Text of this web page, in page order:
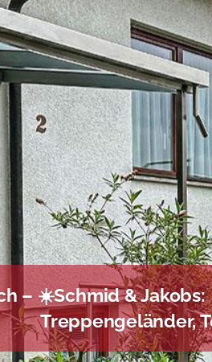
– ☀️Schmid &
Treppengeländer,